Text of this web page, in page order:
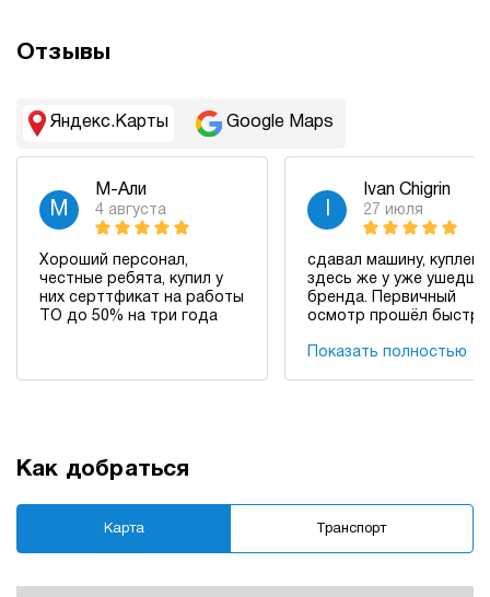
Отзывы
Яндекс.Карты Google Maps
S
Semen Sergienko
2 июля
Отличный салон!
М
М-Али
4 августа
Хороший персонал,
честные ребята, купил у
них серттфикат на работы
ТО до 50% на три года
Ivan Chigrin
27 июля
сдавал машину,
здесь же у уже
бренда. Первичный
осмотр прошёл
менеджер Евгений
готовы документы,
оставалосись какие-то
формальности. и за 2
сделка закрылась,
Показать полностью
Как добраться
Карта Транспорт